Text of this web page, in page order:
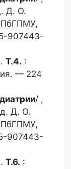
Д. О.
907443-
Т.4. :
— 224
/ ,
Д. О.
907443-
Т.6. :